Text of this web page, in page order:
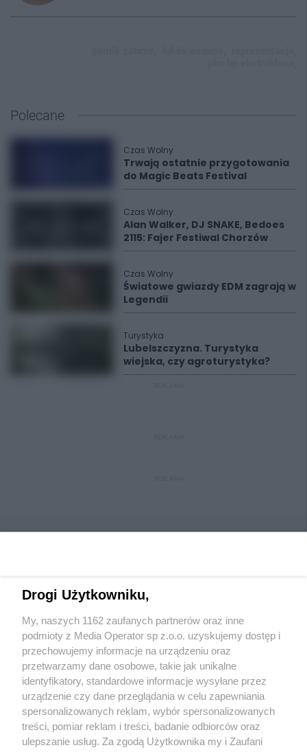
Polecane
Czas Wolny
Trwają ostatnie przygotowania
do Magic Beats Festival
Czas Wolny
Alan Walker, DJ SNAKE, Bedoes
2115: Fajer Festiwal Chorzów
Czas Wolny
Światowe gwiazdy EDM zagrają w
Legendii
Turystyka
Lubelszczyzna. Turystyka
wiejska, czy agroturystyka?
Wydawca mediów
Nie zapomnij
zapoznać się z:
polityką prywatności regulamin korzystania z portali
Twojemiasto
Piekary Śląskie
Skontakuj sięz nami
Kontakt
Drogi Użytkowniku,
My, naszych 1162 zaufanych partnerów oraz inne
podmioty z Media Operator sp z.o.o. uzyskujemy dostęp i
przechowujemy informacje na urządzeniu oraz
przetwarzamy dane osobowe, takie jak unikalne
identyfikatory, standardowe informacje wysyłane przez
urządzenie czy dane przeglądania w celu zapewniania
spersonalizowanych reklam, wybór spersonalizowanych
treści, pomiar reklam i treści, badanie odbiorców oraz
ulepszanie usług. Za zgodą Użytkownika my i Zaufani